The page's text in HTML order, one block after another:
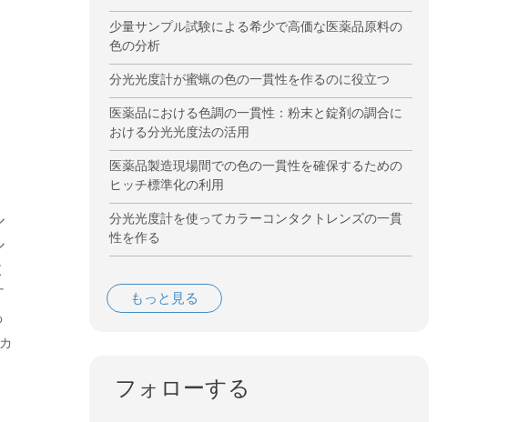
少量サンプル試験による希少で高価な医薬品原料の
色の分析
分光光度計が蜜蝋の色の一貫性を作るのに役立つ
医薬品における色調の一貫性：粉末と錠剤の調合に
おける分光光度法の活用
医薬品製造現場間での色の一貫性を確保するための
ヒッチ標準化の利用
分光光度計を使ってカラーコンタクトレンズの一貫
性を作る
もっと見る
フォローする